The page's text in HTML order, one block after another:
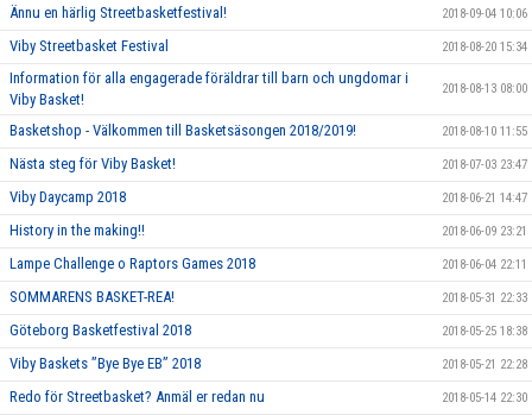
Ännu en härlig Streetbasketfestival! 2018-09-04 10:06
Viby Streetbasket Festival 2018-08-20 15:34
Information för alla engagerade föräldrar till barn och ungdomar i
Viby Basket!
2018-08-13 08:00
Basketshop - Välkommen till Basketsäsongen 2018/2019! 2018-08-10 11:55
Nästa steg för Viby Basket! 2018-07-03 23:47
Viby Daycamp 2018 2018-06-21 14:47
History in the making!! 2018-06-09 23:21
Lampe Challenge o Raptors Games 2018 2018-06-04 22:11
SOMMARENS BASKET-REA! 2018-05-31 22:33
Göteborg Basketfestival 2018 2018-05-25 18:38
Viby Baskets ”Bye Bye EB” 2018 2018-05-21 22:28
Redo för Streetbasket? Anmäl er redan nu 2018-05-14 22:30